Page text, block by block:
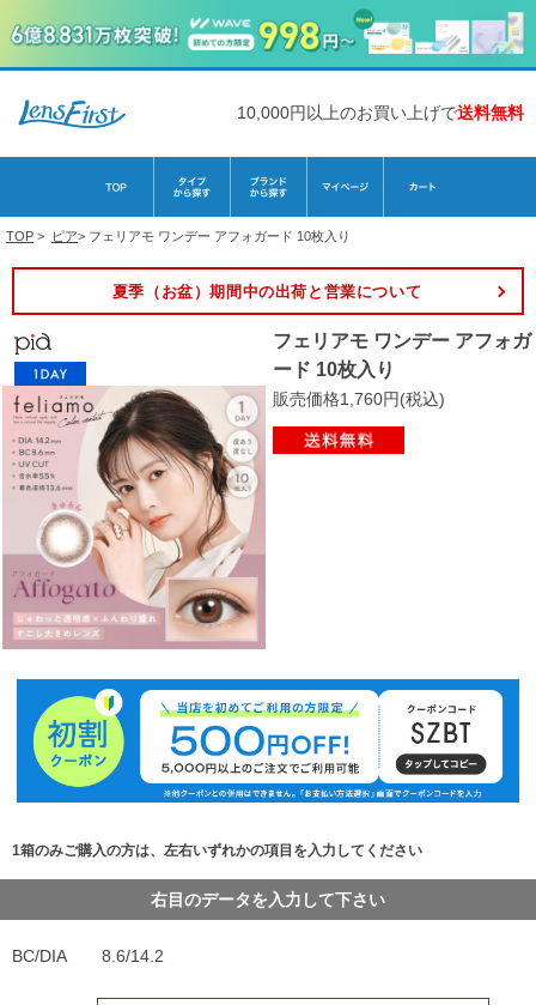
10,000円以上のお買い上げで送料無料
TOP > ピア> フェリアモ ワンデー アフォガード 10枚入り
夏季（お盆）期間中の出荷と営業について
フェリアモ ワンデー アフォガ
ード 10枚入り
販売価格1,760円(税込)
1箱のみご購入の方は、左右いずれかの項目を入力してください
右目のデータを入力して下さい
BC/DIA 8.6/14.2